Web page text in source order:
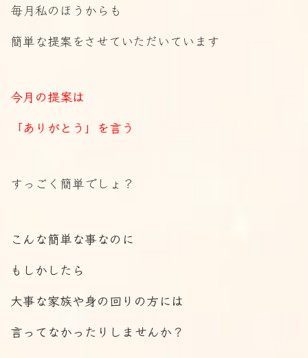
毎月私のほうからも
簡単な提案をさせていただいています
今月の提案は
「ありがとう」を言う
すっごく簡単でしょ？
こんな簡単な事なのに
もしかしたら
大事な家族や身の回りの方には
言ってなかったりしませんか？